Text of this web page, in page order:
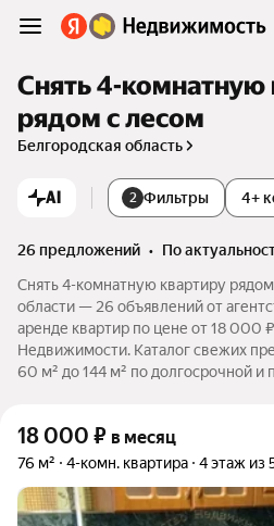
Снять 4-комнатную
рядом с лесом
Белгородская область
AI 2 Фильтры 4+
26 предложений •
по
Снять 4-комнатную квартиру
области — 26 объявлений от
аренде квартир по цене от 18 000
Недвижимости. Каталог свежих
60 м² до 144 м² по долгосрочной и
18 000 ₽ в месяц
76 м² 4-комн. квартира 4 этаж из